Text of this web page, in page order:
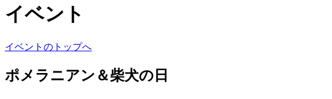
イベント
イベントのトップへ
ポメラニアン＆柴犬の日